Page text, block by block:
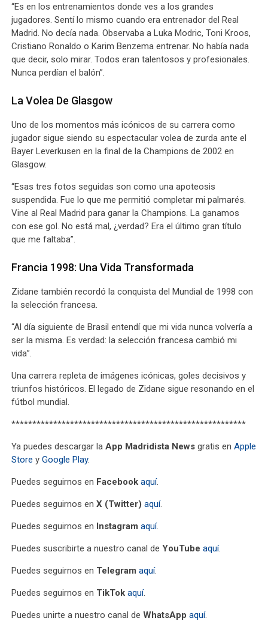
“Es en los entrenamientos donde ves a los grandes
jugadores. Sentí lo mismo cuando era entrenador del Real
Madrid. No decía nada. Observaba a Luka Modric, Toni Kroos,
Cristiano Ronaldo o Karim Benzema entrenar. No había nada
que decir, solo mirar. Todos eran talentosos y profesionales.
Nunca perdían el balón”.
La Volea De Glasgow
Uno de los momentos más icónicos de su carrera como
jugador sigue siendo su espectacular volea de zurda ante el
Bayer Leverkusen en la final de la Champions de 2002 en
Glasgow.
“Esas tres fotos seguidas son como una apoteosis
suspendida. Fue lo que me permitió completar mi palmarés.
Vine al Real Madrid para ganar la Champions. La ganamos
con ese gol. No está mal, ¿verdad? Era el último gran título
que me faltaba”.
Francia 1998: Una Vida Transformada
Zidane también recordó la conquista del Mundial de 1998 con
la selección francesa.
“Al día siguiente de Brasil entendí que mi vida nunca volvería a
ser la misma. Es verdad: la selección francesa cambió mi
vida”.
Una carrera repleta de imágenes icónicas, goles decisivos y
triunfos históricos. El legado de Zidane sigue resonando en el
fútbol mundial.
********************************************************
Ya puedes descargar laApp Madridista News gratis enApple
Store yGoogle Play.
Puedes seguirnos en Facebook aquí.
Puedes seguirnos enX (Twitter) aquí.
Puedes seguirnos en Instagram aquí.
Puedes suscribirte a nuestro canal deYouTube aquí.
Puedes seguirnos en Telegram aquí.
Puedes seguirnos en TikTok aquí.
Puedes unirte a nuestro canal deWhatsApp aquí.